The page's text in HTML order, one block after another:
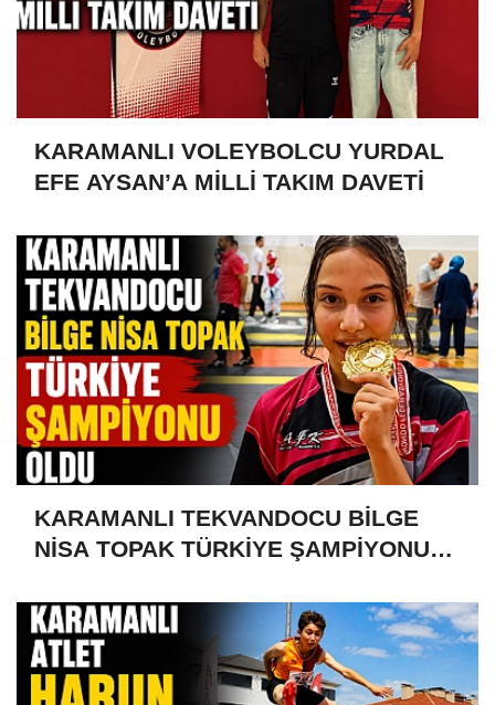
KARAMANLI VOLEYBOLCU YURDAL
EFE AYSAN’A MİLLİ TAKIM DAVETİ
KARAMANLI TEKVANDOCU BİLGE
NİSA TOPAK TÜRKİYE ŞAMPİYONU